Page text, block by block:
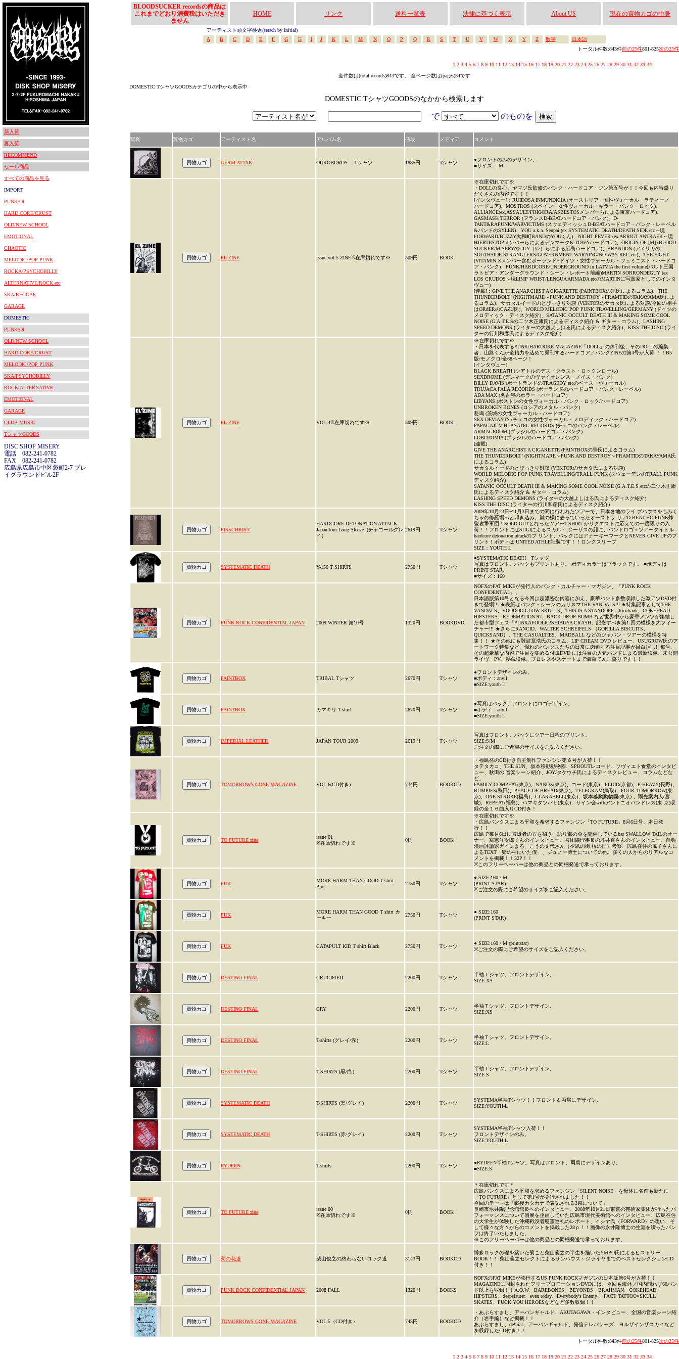
新入荷
再入荷
RECOMMEND
セール商品
すべての商品を見る
IMPORT
PUNK/OI
HARD CORE/CRUST
OLD/NEW SCHOOL
EMOTIONAL
CHAOTIC
MELODIC/POP PUNK
ROCKA/PSYCHOBILLY
ALTERNATIVE/ROCK etc
SKA/REGGAE
GARAGE
DOMESTIC
PUNK/OI
OLD/NEW SCHOOL
HARD CORE/CRUST
MELODIC/POP PUNK
SKA/PSYCHOBILLY
ROCK/ALTERNATIVE
EMOTIONAL
GARAGE
CLUB MUSIC
TシャツGOODS
DISC SHOP MISERY
電話 082-241-0782
FAX 082-241-0782
広島県広島市中区袋町2-7 プレ
イグラウンドビル2F
BLOODSUCKER recordsの商品は
これまでどおり消費税はいただき
ません
HOME リンク 送料一覧表 法律に基づく表示 About US 現在の買物カゴの中身
アーティスト頭文字検索(serach by Initial)
A
B C D E F G H I J K L M N O P Q R S T U V W X Y Z 数字
日本語
トータル件数:843件前の25件801-825次の25件
1 2 3 4 5 6 7 8 9 10 11 12 13 14 15 16 17 18 19 20 21 22 23 24 25 26 27 28 29 30 31 32 33 34
全件数は(total records)843です。 全ページ数は(pages)34です
DOMESTIC:TシャツGOODSカテゴリの中から表示中
DOMESTIC:TシャツGOODSのなかから検索します
で のものを
写真 買物カゴ アーティスト名 アルバム名 値段 メディア コメント
GERM ATTAK OUROBOROS Ｔシャツ 1885円 Tシャツ
●フロントのみのデザイン。
■サイズ： M
EL ZINE issue vol.5 ZINE※在庫切れです※ 509円 BOOK
※在庫切れです※
・DOLLの良心、ヤマジ氏監修のパンク・ハードコア・ジン第五号が！！今回も内容盛り
だくさんの内容です！！
[インタヴュー]：RUIDOSA INMUNDICIA (オーストリア・女性ヴォーカル・ラティーノ・
ハードコア)、MOSTROS (スペイン・女性ヴォーカル・キラー・パンク・ロック)、
ALLIANCE(ex,ASSAULT/FRIGORA/ASBESTOSメンバーらによる東京ハードコア)、
GASMASK TERROR (フランスD-BEATハードコア・パンク)、D-
TAKT&RAPUNK/WARVICTIMS (スウェディッシュD-BEATハードコア・パンク・レーベル
&バンドのSYLEN)、YOU a.k.a. Senpai (ex SYSTEMATIC DEATH/DEATH SIDE etc～現
FORWARD/BUZZY大和町BANDのYOUくん)、NIGHT FEVER (ex ARRIGT ANTRAEK～現
HJERTESTOPメンバーらによるデンマークK-TOWNハードコア)、ORIGIN OF [M] (BLOOD
SUCKER/MISERYのGUY（ﾜｼ）らによる広島ハードコア)、BRANDON (アメリカの
SOUTHSIDE STRANGLERS/GOVERNMENT WARNING/NO WAY REC etc)、THE FIGHT
(VITAMIN Xメンバー含むポーランド+ドイツ・女性ヴォーカル・フェミニスト・ハードコ
ア・パンク)、PUNK/HARDCORE/UNDERGROUND in LATVIA the first volume(バルト三国
ラトビア・アンダーグラウンド・シーン・レポート前編)MARTIN SORRONDEGUY (ex
LOS CRUDOS～現LIMP WRIST/LENGUA ARMADA etcのMARTINに写真家としてのインタ
ヴュー)
[連載]：GIVE THE ANARCHIST A CIGARETTE (PAINTBOXの宗氏によるコラム)、THE
THUNDERBOLT! (NIGHTMARE～PUNK AND DESTROY～FRAMTIDのTAKAYAMA氏によ
るコラム)、サカタルイードのとびっきり対談 (VEKTORのサカタ氏による対談/今回の相手
はORdERのCAZU氏)、WORLD MELODIC POP PUNK TRAVELLING/GERMANY (ドイツの
メロディック・ディスク紹介)、SATANIC OCCULT DEATH III & MAKING SOME COOL
NOISE (G.A.T.E.Sの二ツ木正康氏によるディスク紹介 & ギター・コラム)、LASHING
SPEED DEMONS (ライターの大越よしはる氏によるディスク紹介)、KISS THE DISC (ライ
ターの行川和彦氏によるディスク紹介)
EL ZINE VOL.4※在庫切れです※ 509円 BOOK
※在庫切れです※
・日本を代表するPUNK/HARDORE MAGAZINE「DOLL」の休刊後、そのDOLLの編集
者、山路くんが全精力を込めて発刊するハードコア／パンクZINEの第4号が入荷 ！！B5
版/モノクロ/全68ページ！
[インタヴュー]
BLACK BREATH (シアトルのデス・クラスト・ロックンロール)
SEXDROME (デンマークのヴァイオレンス・ノイズ・パンク)
BILLY DAVIS (ポートランドのTRAGEDY etcのベース・ヴォーカル)
TRUJACA FALA RECORDS (ポーランドのハードコア・パンク・レーベル)
ADA MAX (名古屋のホラー・ハードコア)
LIBYANS (ボストンの女性ヴォーカル・パンク・ロック/ハードコア)
UNBROKEN BONES (ロシアのメタル・パンク)
悲鳴 (茨城の女性ヴォーカル・ハードコア)
SEX DEVIANTS (チェコの女性ヴォーカル・メロディック・ハードコア)
PAPAGAJUV HLASATEL RECORDS (チェコのパンク・レーベル)
ARMAGEDOM (ブラジルのハードコア・パンク)
LOBOTOMIA (ブラジルのハードコア・パンク)
[連載]
GIVE THE ANARCHIST A CIGARETTE (PAINTBOXの宗氏によるコラム)
THE THUNDERBOLT! (NIGHTMARE～PUNK AND DESTROY～FRAMTIDのTAKAYAMA氏
によるコラム)
サカタルイードのとびっきり対談 (VEKTORのサカタ氏による対談)
WORLD MELODIC POP PUNK TRAVELLING/TRALL PUNK (スウェーデンのTRALL PUNK
ディスク紹介)
SATANIC OCCULT DEATH III & MAKING SOME COOL NOISE (G.A.T.E.S etcの二ツ木正康
氏によるディスク紹介 & ギター・コラム)
LASHING SPEED DEMONS (ライターの大越よしはる氏によるディスク紹介)
KISS THE DISC (ライターの行川和彦氏によるディスク紹介)
PISSCHRIST
HARDCORE DETONATION ATTACK -
Japan tour Long Sleeve- (チャコールグレ
イ）
2619円 Tシャツ
2009年10月23日~11月3日までの間に行われたツアーで、日本各地のライ ブハウスをもみく
ちゃの修羅場へと叩き込み、嵐の様に去っていったオーストラ リアD-BEAT HC PUNK炸
裂攻撃軍団！SOLD OUTとなったツアーT-SHIRT がリクエストに応えての一度限りの入
荷！！フロントにはSUGIによるスカル・ ジーザスの顔に、バンドロゴ＋ツアータイトル-
hardcore detonation attackのプ リント、バックにはアナーキーマークとNEVER GIVE UPのプ
リント！ボディは UNITED ATHLE社製です！！ロングスリーブ
SIZE：YOUTH L
SYSTEMATIC DEATH Y-150 T SHIRTS 2750円 Tシャツ
●SYSTEMATIC DEATH Tシャツ
写真はフロント。バックもプリントあり。 ボディカラーはブラックです。 ■ボディは
PRINT STAR。
■サイズ：160
PUNK ROCK CONFIDENTIAL JAPAN 2009 WINTER 第10号 1320円 BOOKDVD
NOFXのFAT MIKEが発行人のパンク・カルチャー・マガジン、『PUNK ROCK
CONFIDENTIAL』。
日本語版第10号となる今回は超濃密な内容に加え、豪華バンド多数収録した激アツDVD付
きで登場!!! ★表紙はパンク・シーンのカリスマTHE VANDALS!!! ★特集記事としてTHE
VANDALS、VOODOO GLOW SKULLS、THIS IS A STANDOFF、locofrank、COKEHEAD
HIPSTERS、REDEMPTION 97、BACK DROP BOMB など世界中から豪華メンツが集結し
た都市型フェス「PUNKAFOOLIC!SHIBUYA CRASH」記念すべき第1 回の模様を大フィー
チャー!!! ★さらにRANCID、WALTER SCHREIFELS （GORILLA BISCUITS、
QUICKSAND）、THE CASUALTIES、MADBALL などのジャパン・ツアーの模様を特
集！！ ★その他にも難波章浩氏のコラム、LIP CREAM DVD レビュー、USUGROW氏のア
ートワーク特集など、憧れのパンクスたちの日常に肉迫する注目記事が目白押し!! 毎号、
その超豪華な内容で注目を集める付属DVD には注目の人気バンドによる最新映像、未公開
ライヴ、PV、秘蔵映像、プロレスやスケートまで豪華てんこ盛りです！！
PAINTBOX TRIBAL Tシャツ 2670円 Tシャツ
●フロントデザインのみ。
■ボディ：anvil
■SIZE:youth L
PAINTBOX カマキリ T-shirt 2670円 Tシャツ
●写真はバック。フロントにロゴデザイン。
■ボディ：anvil
■SIZE:youth L
IMPERIAL LEATHER JAPAN TOUR 2009 2619円 Tシャツ
写真はフロント。バックにツアー日程のプリント。
SIZE:S/M
ご注文の際にご希望のサイズをご記入ください。
TOMORROWS GONE MAGAZINE VOL.6(CD付き) 734円 BOOKCD
・福島発のCD付き自主制作ファンジン第６号が入荷！！
タテタカコ、THE SUN、坂本移動動物園、SPROUTレコード、ソヴィエト食堂のインタビ
ュー、秋田の 音楽シーン紹介、JOY/タケウチ氏によるディスクレビュー、コラムなどな
ど。
FAMILY COMPEAT(東京)、NANOX(東京)、コード(東京)、FLUID(京都)、P-HEAVY(長野)、
BUMPIES(秋田)、PEACE OF BREAD(東京)、TELEGRAM(鳥取)、FOUR TOMORROW(東
京)、ONE STROKE(福島)、CLARABELL(東京)、坂本移動動物園(東京) 、雨先案内人(宮
城)、REPEAT(福島)、ハマキタツバサ(東京)、サイン会withアントニオバンドレス(東 京)収
録の全１６曲入りCD付き！
TO FUTURE zine
issue 01
※在庫切れです※
0円 BOOK
※在庫切れです※
・広島パンクスによる平和を希求するファンジン「TO FUTURE」8月6日号、本日発
行！！
広島で毎月6日に被爆者の方を招き、語り部の会を開催しているbar SWALLOW TAILのオー
ナー、冨恵洋次郎くんのインタビュー、被団協理事長の坪井直さんのインタビュー、自称
漫画評論家ガイによる、こうの文代さん（夕凪の街 桜の国）考察、広島在住の風子さんに
よるTEXT「卵の中にいた僕」、ジュノー博士についての他、多くの人からのリアルなコ
メントを掲載！！32P！！
※このフリーペーパーは他の商品との同梱発送で承っております。
FUK
MORE HARM THAN GOOD T shirt
Pink
2750円 Tシャツ
● SIZE:160 / M
(PRINT STAR)
※ご注文の際にご希望のサイズをご記入ください。
FUK
MORE HARM THAN GOOD T shirt カ
ーキー
2750円 Tシャツ
● SIZE:160
(PRINT STAR)
FUK CATAPULT KID T shirt Black 2750円 Tシャツ
● SIZE:160 / M (printstar)
※ご注文の際にご希望のサイズをご記入ください。
DESTINO FINAL CRUCIFIED 2200円 Tシャツ
半袖Ｔシャツ。フロントデザイン。
SIZE:XS
DESTINO FINAL CRY 2200円 Tシャツ
半袖Ｔシャツ。フロントデザイン。
SIZE:XS
DESTINO FINAL T-shirts (グレイ/赤） 2200円 Tシャツ
半袖Ｔシャツ。フロントデザイン。
SIZE:L
DESTINO FINAL T-SHIRTS (黒/白） 2200円 Tシャツ
半袖Ｔシャツ。フロントデザイン。
SIZE:S
SYSTEMATIC DEATH T-SHIRTS (黒/グレイ) 2200円 Tシャツ
SYSTEMA半袖Tシャツ！！フロント＆両肩にデザイン。
SIZE:YOUTH-L
SYSTEMATIC DEATH T-SHIRTS (赤/グレイ) 2200円 Tシャツ
SYSTEMA半袖Tシャツ入荷！！
フロントデザインのみ。
SIZE:YOUTH L
RYDEEN T-shirts 2200円 Tシャツ
●RYDEEN半袖Tシャツ。写真はフロント。両肩にデザインあり。
■SIZE:S
TO FUTURE zine
issue 00
※在庫切れです※
0円 BOOK
＊在庫切れです＊
広島パンクスによる平和を求めるファンジン「SILENT NOISE」を母体に名前も新たに
「TO FUTURE」として第1号が発行されました！！
今回のテーマは「戦後カタカナで表記される3県について」
長崎市永井隆記念館館長へのインタビュー、2008年10月21日東京の芸術家集団が行ったパ
フォーマンスについて個展を企画していた広島市現代美術館へのインタビュー、広島在住
の大学生が体験した沖縄戦没者慰霊巡礼のレポート、イシヤ氏（FORWARD）の想い、そ
して様々な方々からのコメントを掲載した28ｐ！！画像の永井隆博士の生涯を綴ったパン
フは終了いたしました。
※このフリーペーパーは他の商品との同梱発送で承っております。
菊の花道 柴山俊之の終わらないロック道 3143円 BOOKCD
博多ロックの礎を築いた菊こと柴山俊之の半生を描いたYMPO氏によるヒストリー
BOOK！！ 柴山俊之セレクトによるサンハウス～ジライヤまでのベストセレクションCD
付き！！
PUNK ROCK CONFIDENTIAL JAPAN 2008 FALL 1320円 BOOKS
NOFXのFAT MIKEが発行するUS PUNK ROCKマガジンの日本版第6号が入荷！！
MAGAZINEに同封されたフリープロモーションDVDには、今回も海外／国内問わず60バン
ド以上を収録！！A.O.W、BAREBONES、BEYONDS、BRAHMAN、COKEHEAD
HIPSTERS、deepslauter、even today、Everybody's Enemy、 FACT TATTOO×SKULL
SKATES、FUCK YOU HEROESなどなど多数収録！！
TOMORROWS GONE MAGAZINE VOL.5（CD付き） 745円 BOOKCD
・あぶらすまし、アーバンギャルド、AKUTAGAWA・インタビュー、全国の音楽シーン紹
介（岩手編）など掲載！！
あぶらすまし、de!nial、アーバンギャルド、発信テレパシーズ、ヨルザインザスカイなど
を収録したCD付き！！
トータル件数:843件前の25件801-825次の25件
1 2 3 4 5 6 7 8 9 10 11 12 13 14 15 16 17 18 19 20 21 22 23 24 25 26 27 28 29 30 31 32 33 34